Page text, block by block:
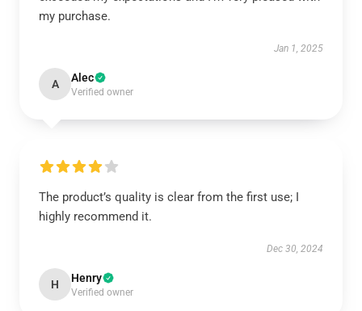
my purchase.
Jan 1, 2025
A Alec
Verified owner
The product’s quality is clear from the first use; I
highly recommend it.
Dec 30, 2024
H Henry
Verified owner